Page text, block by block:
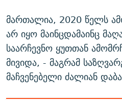
მართალია, 2020 წელს
არ იყო მაინცდამაინც
საარჩევნო ყუთთან
მივიდა, - მაგრამ
მაჩვენებელი ძალიან